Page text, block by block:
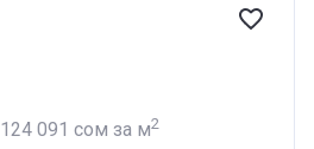
‍124 091 сом за м2